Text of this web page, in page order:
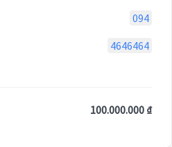
094
4646464
100.000.000 ₫